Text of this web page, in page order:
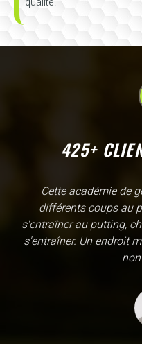
425+
L'Academy de
une école, en fait c'est
évidemment un
un sur herbe, des
Vous y avez pensé,